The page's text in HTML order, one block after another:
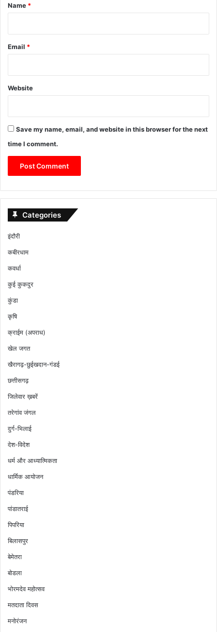
*
Name *
Email *
Website
Save my name, email, and website in this browser for the next
time I comment.
Categories
इंदौरी
कबीरधाम
कवर्धा
कुई कुकदुर
कुंडा
कृषि
क्राईम (अपराध)
खेल जगत
खैरागढ़-छुईखदान-गंडई
छत्तीसगढ़
जिलेवार ख़बरें
तरेगांव जंगल
दुर्ग-भिलाई
देश-विदेश
धर्म और आध्यात्मिकता
धार्मिक आयोजन
पंडरिया
पांडातराई
पिपरिया
बिलासपुर
बेमेतरा
बोडला
भोरमदेव महोत्सव
मतदाता दिवस
मनोरंजन